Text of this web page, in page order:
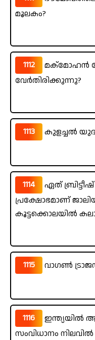
മൂലകം?
1112
മക്മോഹൻ
വേർതിരിക്കുന്നു?
1113 കുളച്ചൽ
1114
ഏത്
പ്രക്ഷോഭമാണ്
കൂട്ടക്കൊലയിൽ
1115 വാഗൺ
1116
ഇന്ത്യയിൽ
സംവിധാനം